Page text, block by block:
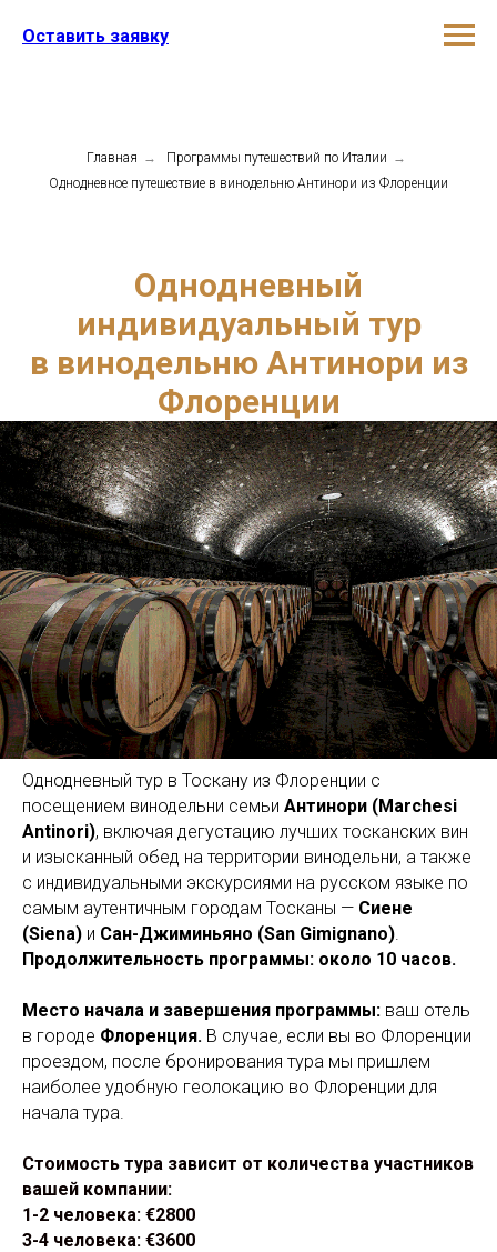
Оставить заявку
Главная → Программы путешествий по Италии →
Однодневное путешествие в винодельню Антинори из Флоренции
Однодневный
индивидуальный тур
в винодельню Антинори из
Флоренции
Однодневный тур в Тоскану из Флоренции с
посещением винодельни семьи Антинори (Marchesi
Antinori), включая дегустацию лучших тосканских вин
и изысканный обед на территории винодельни, а также
с индивидуальными экскурсиями на русском языке по
самым аутентичным городам Тосканы — Сиене
(Siena) и Сан-Джиминьяно (San Gimignano)
Продолжительность программы: около 10 часов.
Место начала и завершения программы: ваш отель
в городе Флоренция. В случае, если вы во Флоренции
проездом, после бронирования тура мы пришлем
наиболее удобную геолокацию во Флоренции для
начала тура.
Стоимость тура зависит от количества участников
вашей компании:
1-2 человека: €2800
3-4 человека: €3600